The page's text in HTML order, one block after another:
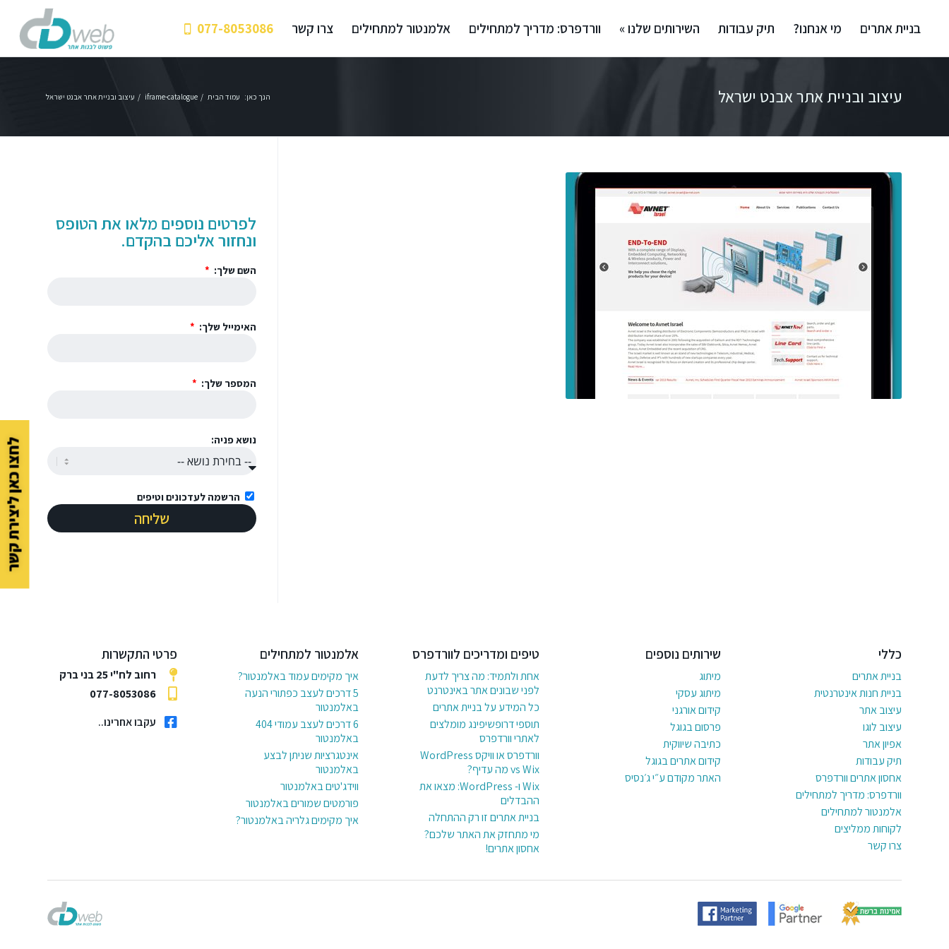
בניית אתרים מי אנחנו? תיק עבודות השירותים שלנו » וורדפרס: מדריך למתחילים אלמנטור למתחילים צרו קשר 077-8053086
עיצוב ובניית אתר אבנט ישראל הנך כאן: עמוד הבית /
iframe-catalogue
/ עיצוב ובניית אתר אבנט ישראל
לפרטים נוספים מלאו את הטופס
ונחזור אליכם בהקדם.
השם שלך:
האימייל שלך:
המספר שלך:
נושא פניה:
הרשמה לעדכונים וטיפים
שליחה
כללי
בניית אתרים
בניית חנות אינטרנטית
עיצוב אתר
עיצוב לוגו
אפיון אתר
תיק עבודות
אחסון אתרים וורדפרס
וורדפרס: מדריך למתחילים
אלמנטור למתחילים
לקוחות ממליצים
צרו קשר
שירותים נוספים
מיתוג
מיתוג עסקי
קידום אורגני
פרסום בגוגל
כתיבה שיווקית
קידום אתרים בגוגל
האתר מקודם ע״י ג׳נסיס
טיפים ומדריכים לוורדפרס
אחת ולתמיד: מה צריך לדעת
לפני שבונים אתר באינטרנט
כל המידע על בניית אתרים
תוספי דרופשיפינג מומלצים
לאתרי וורדפרס
וורדפרס או וויקס WordPress
vs Wix מה עדיף?
Wix ו- WordPress: מצאו את
ההבדלים
בניית אתרים זו רק ההתחלה
מי מתחזק את האתר שלכם?
אחסון אתרים!
אלמנטור למתחילים
איך מקימים עמוד באלמנטור?
5 דרכים לעצב כפתורי הנעה
באלמנטור
6 דרכים לעצב עמודי 404
באלמנטור
אינטגרציות שניתן לבצע
באלמנטור
ווידג'טים באלמנטור
פורמטים שמורים באלמנטור
איך מקימים גלריה באלמנטור?
פרטי התקשרות
רחוב לח"י 25 בני ברק
077-8053086
עקבו אחרינו..
לחצו כאן ליצירת קשר